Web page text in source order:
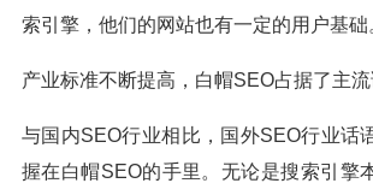
索引擎，他们的网站也有一定的用户基础
产业标准不断提高，白帽SEO占据了主流
与国内SEO行业相比，国外SEO行业话
握在白帽SEO的手里。无论是搜索引擎